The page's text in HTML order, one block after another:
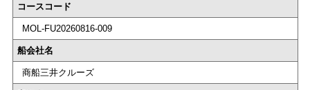
コースコード
MOL-FU20260816-009
船会社名
商船三井クルーズ